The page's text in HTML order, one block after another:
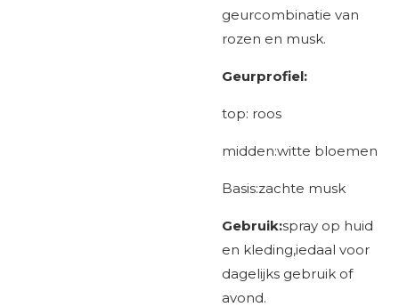
geurcombinatie van
rozen en musk.
Geurprofiel:
top: roos
midden:witte bloemen
Basis:zachte musk
Gebruik:spray op huid
en kleding,iedaal voor
dagelijks gebruik of
avond.